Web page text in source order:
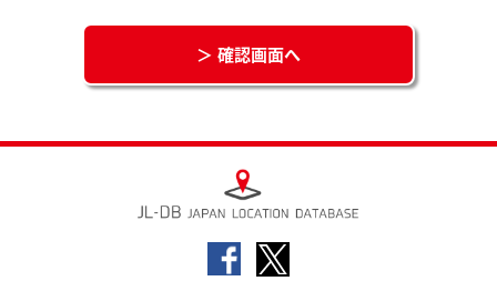
＞ 確認画面へ